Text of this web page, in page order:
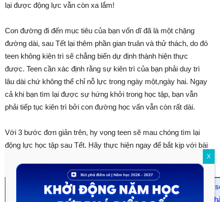
lại được động lực vẫn còn xa lắm!
Con đường đi đến mục tiêu của bạn vốn dĩ đã là một chặng
đường dài, sau Tết lại thêm phần gian truân và thử thách, do đó
teen không kiên trì sẽ chẳng biến dự định thành hiện thực
được. Teen cần xác định rằng sự kiên trì của bạn phải duy trì
lâu dài chứ không thể chỉ nỗ lực trong ngày một,ngày hai. Ngay
cả khi bạn tìm lại được sự hứng khởi trong học tập, bạn vẫn
phải tiếp tục kiên trì bởi con đường học vấn vẫn còn rất dài.
Với 3 bước đơn giản trên, hy vọng teen sẽ mau chóng tìm lại
động lực học tập sau Tết. Hãy thực hiện ngay để bắt kịp với bài
HỌC TỐT 10– giúp teen học hành tiến bộ, cải thiện điểm
bị nền tảng kiến thức cho kỳ thi THPT quốc gia – học nhàn,
X